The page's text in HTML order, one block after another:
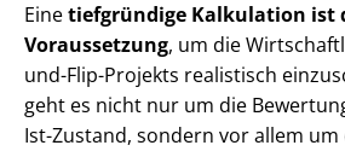
Einetiefgründige Kalkulation ist
Voraussetzung, um die
und-Flip-Projekts realistisch
geht es nicht nur um die
Ist-Zustand, sondern vor allem um